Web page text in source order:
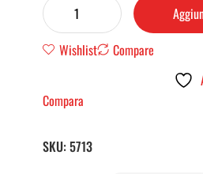
Wishlist
Compare
Compara
SKU: 5713